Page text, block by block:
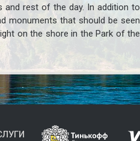
rest of the day. In addition to
monuments that should be seen
on the shore in the Park of the